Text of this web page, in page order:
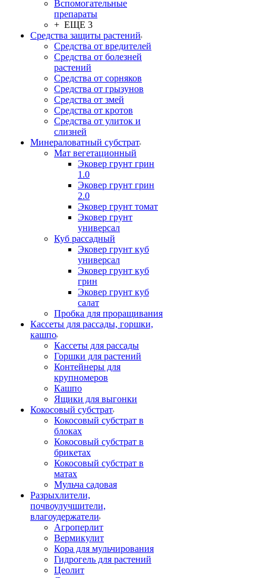
Вспомогательные
препараты
+ ЕЩЕ 3
Средства защиты растений
Средства от вредителей
Средства от болезней
растений
Средства от сорняков
Средства от грызунов
Средства от змей
Средства от кротов
Средства от улиток и
слизней
Минераловатный субстрат
Мат вегетационный
Эковер грунт грин
1.0
Эковер грунт грин
2.0
Эковер грунт томат
Эковер грунт
универсал
Куб рассадный
Эковер грунт куб
универсал
Эковер грунт куб
грин
Эковер грунт куб
салат
Пробка для проращивания
Кассеты для рассады, горшки,
кашпо
Кассеты для рассады
Горшки для растений
Контейнеры для
крупномеров
Кашпо
Ящики для выгонки
Кокосовый субстрат
Кокосовый субстрат в
блоках
Кокосовый субстрат в
брикетах
Кокосовый субстрат в
матах
Мульча садовая
Разрыхлители,
почвоулучшители,
влагоудержатели
Агроперлит
Вермикулит
Кора для мульчирования
Гидрогель для растений
Цеолит